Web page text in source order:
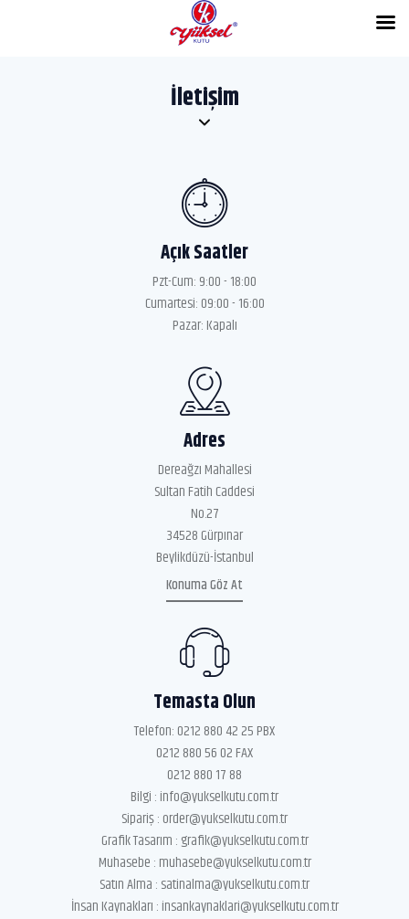
İletişim
Açık Saatler
Pzt-Cum: 9:00 - 18:00
Cumartesi: 09:00 - 16:00
Pazar: Kapalı
Adres
Dereağzı Mahallesi
Sultan Fatih Caddesi
No.27
34528 Gürpınar
Beylikdüzü-İstanbul
Konuma Göz At
Temasta Olun
Telefon: 0212 880 42 25 PBX
0212 880 56 02 FAX
0212 880 17 88
Bilgi : info@yukselkutu.com.tr
Sipariş : order@yukselkutu.com.tr
Grafik Tasarım : grafik@yukselkutu.com.tr
Muhasebe : muhasebe@yukselkutu.com.tr
Satın Alma : satinalma@yukselkutu.com.tr
İnsan Kaynakları : insankaynaklari@yukselkutu.com.tr